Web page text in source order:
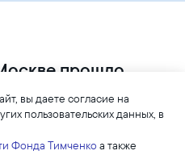
прошло
руководителей
сирот и детей,
родителей.
300
вы даете согласие на
пользовательских данных, в
Фонда Тимченко а также